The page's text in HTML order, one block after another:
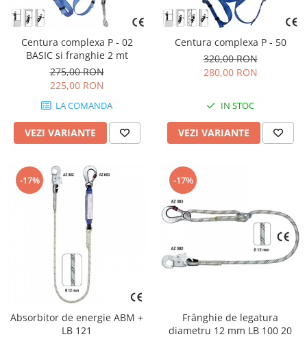
Drujbe termice
Echipamente medicale
Echipamente PSI
Generatoare si unelte pentru
Unelte santier
Motocoase
Accesorii motocoase
Foarfece de tuns gard viu si
Masini si tractorase de tuns
Motocoase termice
Motosape si motoburghie
Centura complexa P - 02
BASIC si franghie 2 mt
275,00 RON
225,00 RON
LA COMANDA
VEZI VARIANTE
Centura complexa P - 50
320,00 RON
280,00 RON
IN STOC
VEZI VARIANTE
-17%
Absorbitor de energie ABM +
LB 121
-17%
Frânghie de legatura
diametru 12 mm LB 100 20